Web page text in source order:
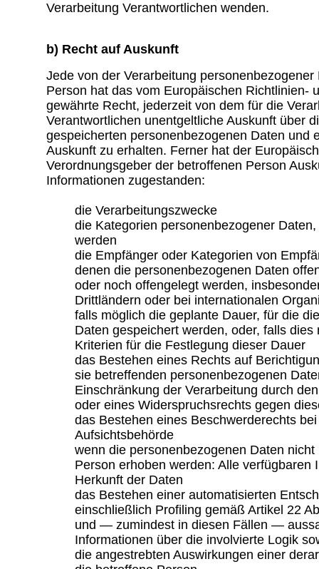
Verarbeitung Verantwortlichen wenden.
b) Recht auf Auskunft
Jede von der Verarbeitung personenbezogener
Person hat das vom Europäischen Richtlinien-
gewährte Recht, jederzeit von dem für die
Verantwortlichen unentgeltliche Auskunft über
gespeicherten personenbezogenen Daten und
Auskunft zu erhalten. Ferner hat der
Verordnungsgeber der betroffenen Person
Informationen zugestanden:
die Verarbeitungszwecke
die Kategorien personenbezogener
werden
die Empfänger oder Kategorien von
denen die personenbezogenen Daten
oder noch offengelegt werden,
Drittländern oder bei internationalen
falls möglich die geplante Dauer, für die
Daten gespeichert werden, oder, falls dies
Kriterien für die Festlegung dieser Dauer
das Bestehen eines Rechts auf
sie betreffenden personenbezogenen
Einschränkung der Verarbeitung durch
oder eines Widerspruchsrechts gegen
das Bestehen eines Beschwerderechts
Aufsichtsbehörde
wenn die personenbezogenen Daten
Person erhoben werden: Alle verfügbaren
Herkunft der Daten
das Bestehen einer automatisierten
einschließlich Profiling gemäß Artikel 22
und — zumindest in diesen Fällen —
Informationen über die involvierte Logik
die angestrebten Auswirkungen einer